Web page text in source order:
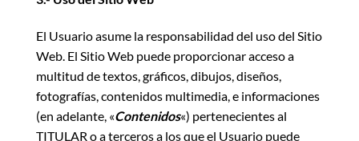
El Usuario asume la responsabilidad del uso del Sitio
Web. El Sitio Web puede proporcionar acceso a
multitud de textos, gráficos, dibujos, diseños,
fotografías, contenidos multimedia, e informaciones
(en adelante, «Contenidos«) pertenecientes al
TITULAR o a terceros a los que el Usuario puede